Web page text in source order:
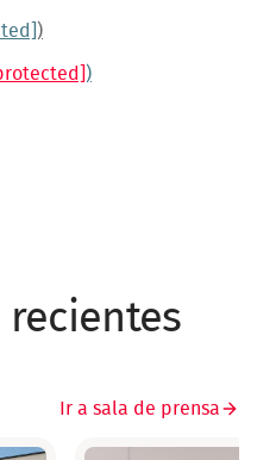
)
)
recientes
Ir a sala de prensa